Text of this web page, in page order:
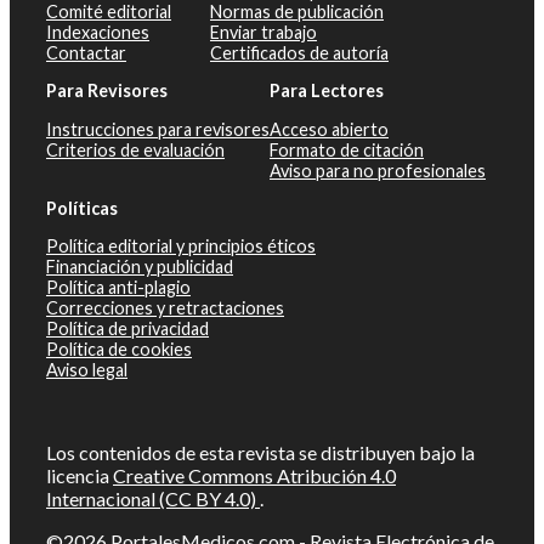
Comité editorial
Indexaciones
Contactar
Normas de publicación
Enviar trabajo
Certificados de autoría
Para Revisores
Instrucciones para revisores
Criterios de evaluación
Para Lectores
Acceso abierto
Formato de citación
Aviso para no profesionales
Políticas
Política editorial y principios éticos
Financiación y publicidad
Política anti-plagio
Correcciones y retractaciones
Política de privacidad
Política de cookies
Aviso legal
Los contenidos de esta revista se distribuyen bajo la
licenciaCreative Commons Atribución 4.0
Internacional (CC BY 4.0) .